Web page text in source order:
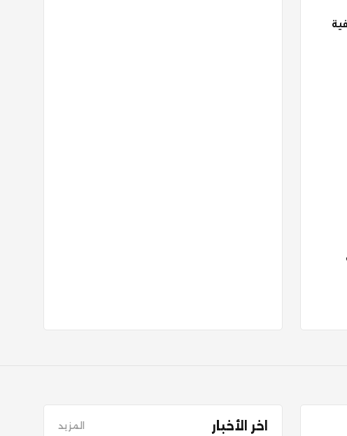
اخر الأخبار المزيد